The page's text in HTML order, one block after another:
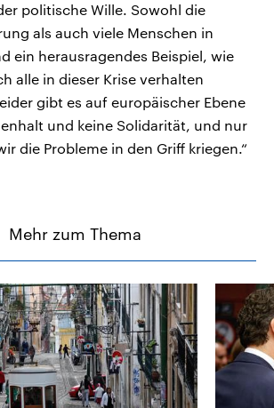
politische Wille. Sowohl die
als auch viele Menschen in
ein herausragendes Beispiel, wie
alle in dieser Krise verhalten
gibt es auf europäischer Ebene
und keine Solidarität, und nur
die Probleme in den Griff kriegen.“
Mehr zum Thema